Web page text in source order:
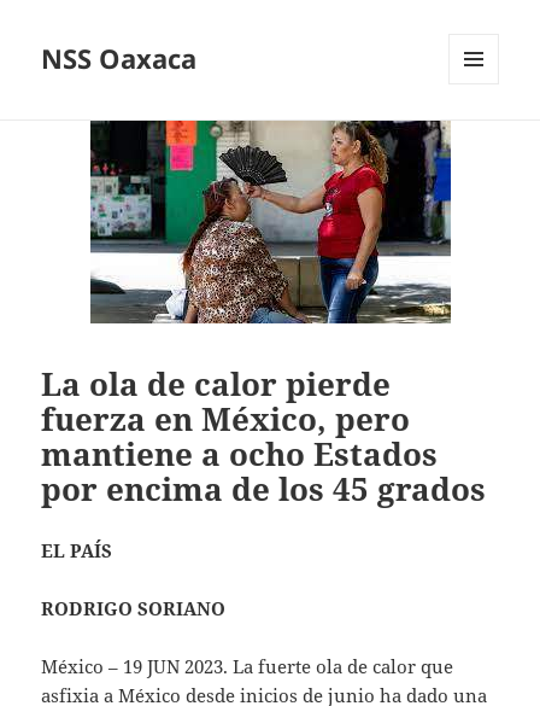
NSS Oaxaca
La ola de calor pierde
fuerza en México, pero
mantiene a ocho Estados
por encima de los 45 grados
EL PAÍS
RODRIGO SORIANO
México – 19 JUN 2023. La fuerte ola de calor que
asfixia a México desde inicios de junio ha dado una